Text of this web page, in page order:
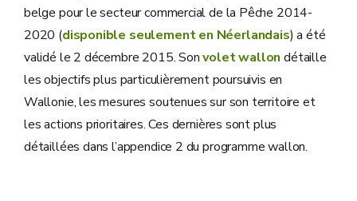
belge pour le secteur commercial de la Pêche 2014-
2020 (disponible seulement en Néerlandais) a été
validé le 2 décembre 2015. Sonvolet wallon détaille
les objectifs plus particulièrement poursuivis en
Wallonie, les mesures soutenues sur son territoire et
les actions prioritaires. Ces dernières sont plus
détaillées dans l’appendice 2 du programme wallon.